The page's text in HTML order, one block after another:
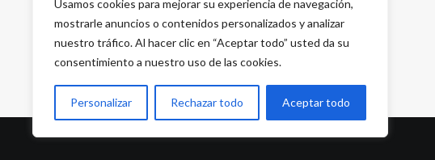
Usamos cookies para mejorar su experiencia de navegación,
mostrarle anuncios o contenidos personalizados y analizar
nuestro tráfico. Al hacer clic en “Aceptar todo” usted da su
consentimiento a nuestro uso de las cookies.
Personalizar Rechazar todo Aceptar todo